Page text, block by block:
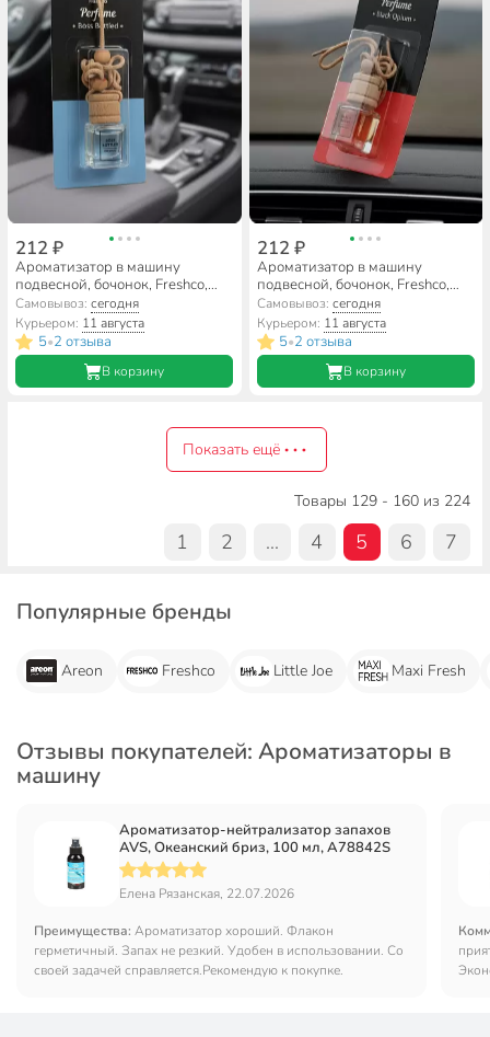
212 ₽
Ароматизатор в машину
подвесной, бочонок, Freshco,
Perfume Boss Bottled, AR1FP002
Самовывоз:сегодня
Курьером: 11 августа
5•2 отзыва
В корзину
212 ₽
Ароматизатор в машину
подвесной, бочонок, Freshco,
Perfume Black Opium, AR1FP001
Самовывоз: сегодня
Курьером: 11 августа
5•2 отзыва
В корзину
Показать ещё
Товары 129 - 160 из 224
1 2 ... 4 5 6 7
Популярные бренды
Areon Freshco Little Joe Maxi Fresh
Отзывы покупателей: Ароматизаторы в
машину
Ароматизатор-нейтрализатор запахов
AVS, Океанский бриз, 100 мл, A78842S
Елена Рязанская, 22.07.2026
Преимущества: Ароматизатор хороший. Флакон
герметичный. Запах не резкий. Удобен в использовании. Со
своей задачей справляется.Рекомендую к покупке.